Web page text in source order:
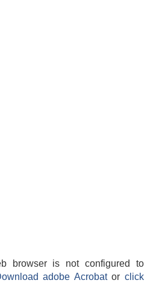
browser is not configured to
adobe Acrobatorclick